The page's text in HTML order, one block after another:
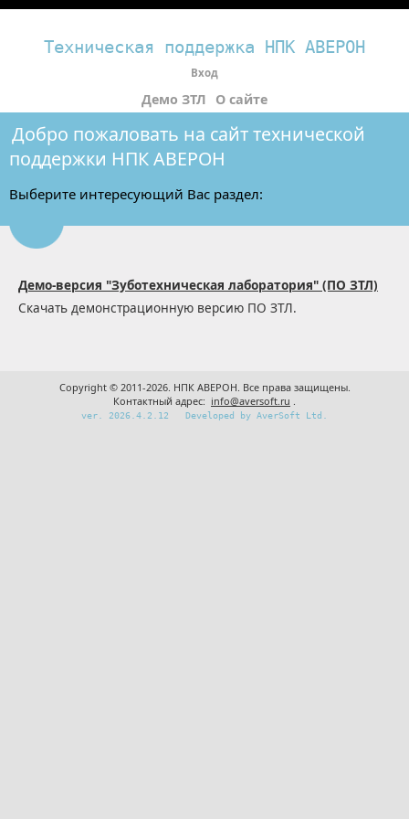
Техническая поддержка НПК АВЕРОН
Вход
Демо ЗТЛ О сайте
Добро пожаловать на сайт технической
поддержки НПК АВЕРОН
Выберите интересующий Вас раздел:
Демо-версия "Зуботехническая лаборатория" (ПО ЗТЛ)
Скачать демонстрационную версию ПО ЗТЛ.
Copyright © 2011-2026. НПК АВЕРОН. Все права защищены.
Контактный адрес: info@aversoft.ru
ver. 2026.4.2.12 Developed by AverSoft Ltd.